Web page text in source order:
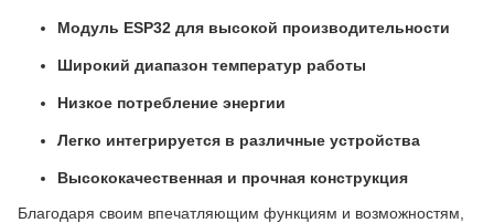
Модуль ESP32 для высокой производительности
Широкий диапазон температур работы
Низкое потребление энергии
Легко интегрируется в различные устройства
Высококачественная и прочная конструкция
Благодаря своим впечатляющим функциям и возможностям,